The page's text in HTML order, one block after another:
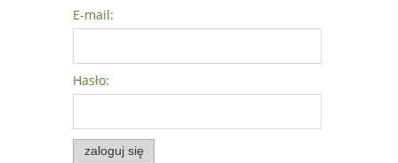
E-mail:
Hasło:
zaloguj się